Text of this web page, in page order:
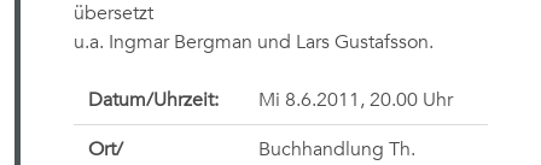
übersetzt
u.a. Ingmar Bergman und Lars Gustafsson.
Datum/Uhrzeit: Mi 8.6.2011, 20.00 Uhr
Ort/
Buchhandlung Th.